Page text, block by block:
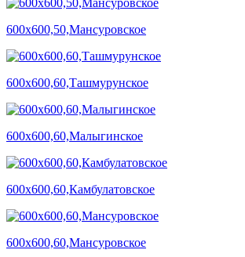
600х600,50,Мансуровское
600х600,60,Ташмурунское
600х600,60,Малыгинское
600х600,60,Камбулатовское
600х600,60,Мансуровское